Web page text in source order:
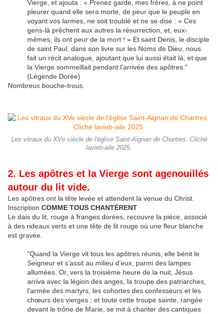
Vierge, et ajouta : « Prenez garde, mes frères, à ne point
pleurer quand elle sera morte, de peur que le peuple en
voyant vos larmes, ne soit troublé et ne se dise : « Ces
gens-là prêchent aux autres la résurrection, et, eux-
mêmes, ils ont peur de la mort ! » Et saint Denis, le disciple
de saint Paul, dans son livre sur les Noms de Dieu, nous
fait un récit analogue, ajoutant que lui aussi était là, et que
la Vierge sommeillait pendant l’arrivée des apôtres."
(Légende Dorée)
Nombreux bouche-trous.
Les vitraux du XVe siècle de l'église Saint-Aignan de Chartres. Cliché
lavieb-aile 2025.
2. Les apôtres et la Vierge sont agenouillés
autour du lit vide.
Les apôtres ont la tête levée et attendent la venue du Christ.
Inscription COMME TOUS CHANTÉRENT
Le dais du lit, rouge à franges dorées, recouvre la pièce, associé
à des rideaux verts et une tête de lit rouge où une fleur blanche
est gravée.
"Quand la Vierge vit tous les apôtres réunis, elle bénit le
Seigneur et s’assit au milieu d’eux, parmi des lampes
allumées. Or, vers la troisième heure de la nuit, Jésus
arriva avec la légion des anges, la troupe des patriarches,
l’armée des martyrs, les cohortes des confesseurs et les
chœurs des vierges ; et toute cette troupe sainte, rangée
devant le trône de Marie, se mit à chanter des cantiques